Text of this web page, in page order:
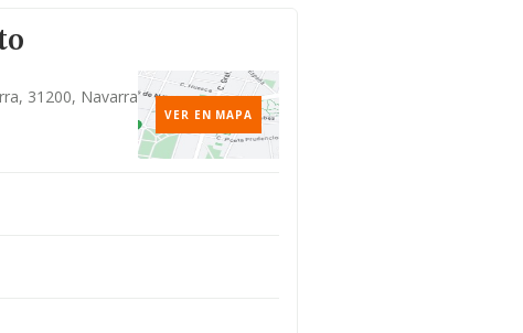
31200, Navarra
VER EN MAPA